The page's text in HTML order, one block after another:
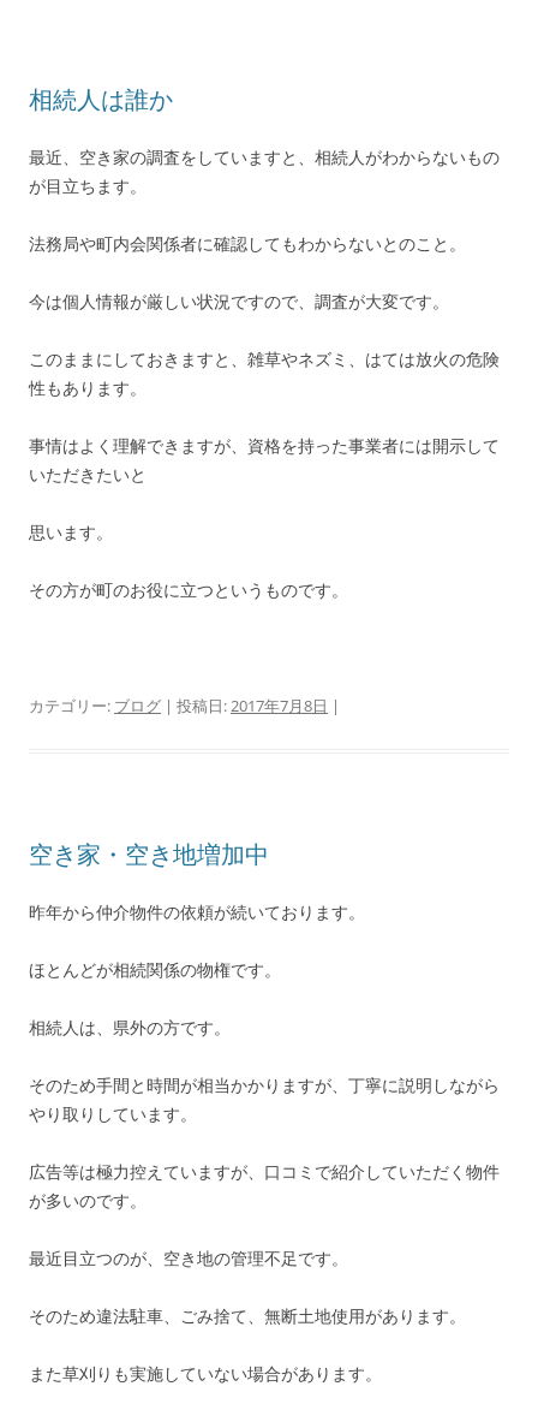
相続人は誰か
最近、空き家の調査をしていますと、相続人がわからないもの
が目立ちます。
法務局や町内会関係者に確認してもわからないとのこと。
今は個人情報が厳しい状況ですので、調査が大変です。
このままにしておきますと、雑草やネズミ、はては放火の危険
性もあります。
事情はよく理解できますが、資格を持った事業者には開示して
いただきたいと
思います。
その方が町のお役に立つというものです。
カテゴリー: ブログ | 投稿日:2017年7月8日 |
空き家・空き地増加中
昨年から仲介物件の依頼が続いております。
ほとんどが相続関係の物権です。
相続人は、県外の方です。
そのため手間と時間が相当かかりますが、丁寧に説明しながら
やり取りしています。
広告等は極力控えていますが、口コミで紹介していただく物件
が多いのです。
最近目立つのが、空き地の管理不足です。
そのため違法駐車、ごみ捨て、無断土地使用があります。
また草刈りも実施していない場合があります。